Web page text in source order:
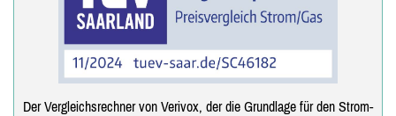
Der Vergleichsrechner von Verivox, der die Grundlage für den Strom-